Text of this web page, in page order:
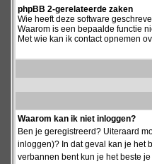
phpBB 2-gerelateerde zaken
Wie heeft deze software
Waarom is een bepaalde functie
Met wie kan ik contact opnemen
Waarom kan ik niet inloggen?
Ben je geregistreerd? Uiteraard
inloggen)? In dat geval kan je het
verbannen bent kun je het beste